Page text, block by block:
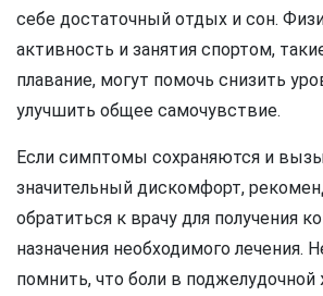
себе достаточный отдых и сон.
активность и занятия спортом,
плавание, могут помочь снизить
улучшить общее самочувствие.
Если симптомы сохраняются и
значительный дискомфорт,
обратиться к врачу для получения
назначения необходимого лечения.
помнить, что боли в поджелудочной